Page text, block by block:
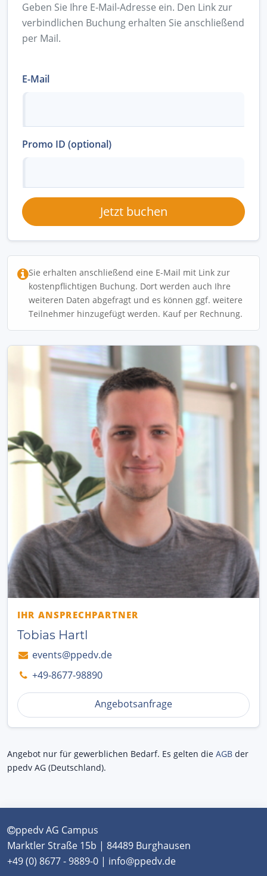
Geben Sie Ihre E-Mail-Adresse ein. Den Link zur
verbindlichen Buchung erhalten Sie anschließend
per Mail.
E-Mail
Promo ID (optional)
Jetzt buchen
Sie erhalten anschließend eine E-Mail mit Link zur
kostenpflichtigen Buchung. Dort werden auch Ihre
weiteren Daten abgefragt und es können ggf. weitere
Teilnehmer hinzugefügt werden. Kauf per Rechnung.
IHR ANSPRECHPARTNER
Tobias Hartl
events@ppedv.de
+49-8677-98890
Angebotsanfrage
Angebot nur für gewerblichen Bedarf. Es gelten die AGB der
ppedv AG (Deutschland).
ppedv AG Campus
Marktler Straße 15b | 84489 Burghausen
+49 (0) 8677 - 9889-0 | info@ppedv.de